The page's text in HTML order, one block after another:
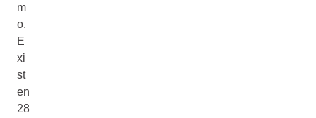
m
o.
E
xi
st
en
28